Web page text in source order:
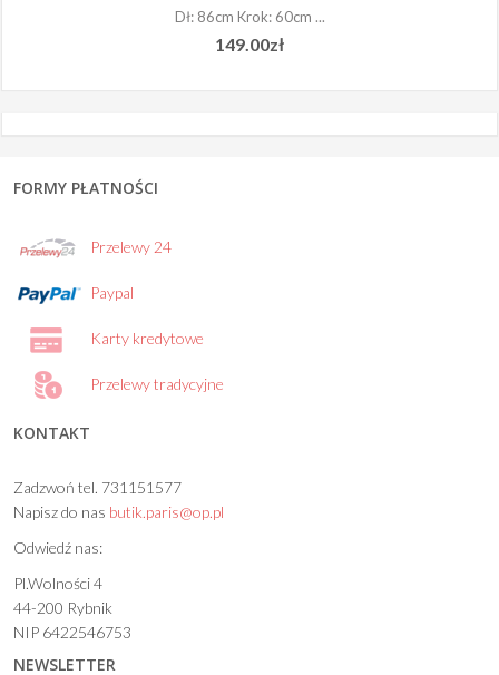
Dł: 86cm Krok: 60cm ...
149.00zł
FORMY PŁATNOŚCI
Przelewy 24
Paypal
Karty kredytowe
Przelewy tradycyjne
KONTAKT
Zadzwoń tel. 731151577
Napisz do nas butik.paris@op.pl
Odwiedź nas:
Pl.Wolności 4
44-200 Rybnik
NIP 6422546753
NEWSLETTER